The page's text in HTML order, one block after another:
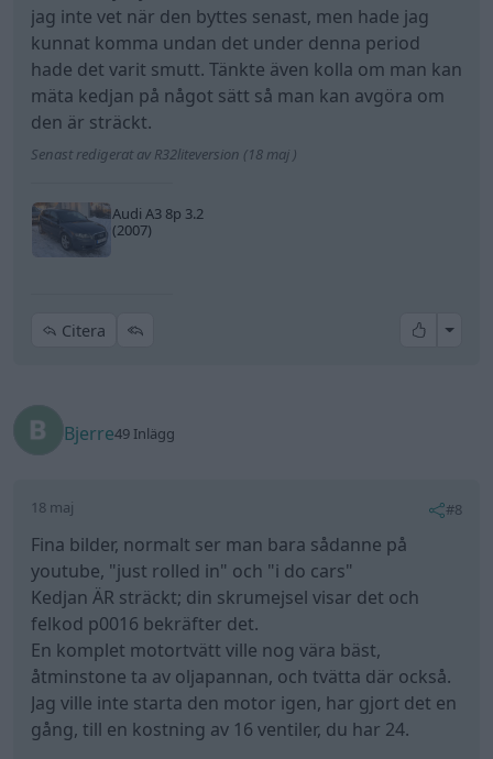
jag inte vet när den byttes senast, men hade jag
kunnat komma undan det under denna period
hade det varit smutt. Tänkte även kolla om man kan
mäta kedjan på något sätt så man kan avgöra om
den är sträckt.
Senast redigerat av R32liteversion (18 maj )
Audi A3 8p 3.2
(2007)
Citera All
Bjerre49 Inlägg
18 maj #8
Fina bilder, normalt ser man bara sådanne på
youtube, "just rolled in" och "i do cars"
Kedjan ÄR sträckt; din skrumejsel visar det och
felkod p0016 bekräfter det.
En komplet motortvätt ville nog vära bäst,
åtminstone ta av oljapannan, och tvätta där också.
Jag ville inte starta den motor igen, har gjort det en
gång, till en kostning av 16 ventiler, du har 24.